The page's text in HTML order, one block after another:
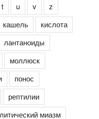
t u v
z
кашель
кислота
лантаноиды
моллюск
понос
рептилии
миазм